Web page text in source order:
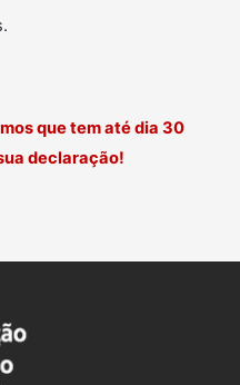
que tem até dia 30
declaração!